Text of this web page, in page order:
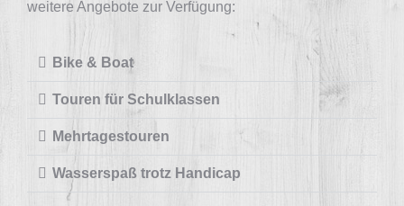
weitere Angebote zur Verfügung:
Bike & Boat
Touren für Schulklassen
Mehrtagestouren
Wasserspaß trotz Handicap